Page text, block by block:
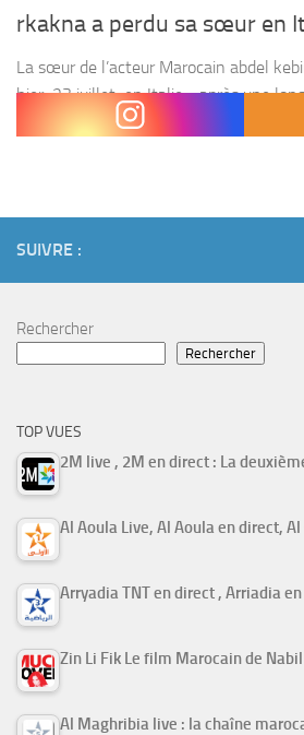
rkakna a perdu sa sœur en
La sœur de l’acteur Marocain abdel
hier 23 juillet en Italie , après une
maladie . Nous sommes à Dieu et à lui
SUIVRE :
Rechercher
Rechercher
TOP VUES
2M live , 2M en direct : La
Al Aoula Live, Al Aoula en direct,
Arryadia TNT en direct , Arriadia
Al Maghribia live : la chaîne